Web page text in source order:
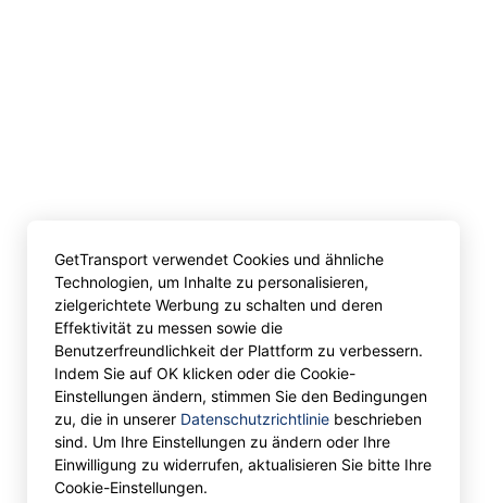
GetTransport verwendet Cookies und ähnliche
Technologien, um Inhalte zu personalisieren,
zielgerichtete Werbung zu schalten und deren
Effektivität zu messen sowie die
Benutzerfreundlichkeit der Plattform zu verbessern.
Indem Sie auf OK klicken oder die Cookie-
Einstellungen ändern, stimmen Sie den Bedingungen
zu, die in unserer Datenschutzrichtlinie beschrieben
sind. Um Ihre Einstellungen zu ändern oder Ihre
Einwilligung zu widerrufen, aktualisieren Sie bitte Ihre
Cookie-Einstellungen.